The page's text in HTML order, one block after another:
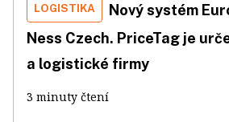
LOGISTIKA
Nový systém
Ness Czech. PriceTag je
a logistické firmy
3 minuty čtení